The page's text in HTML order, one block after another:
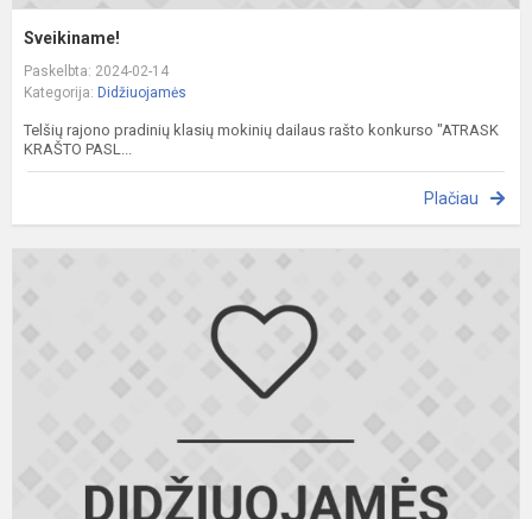
Sveikiname!
Paskelbta: 2024-02-14
Kategorija: Didžiuojamės
Telšių rajono pradinių klasių mokinių dailaus rašto konkurso "ATRASK
KRAŠTO PASL...
Plačiau